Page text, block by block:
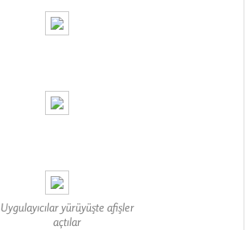
Uygulayıcılar yürüyüşte afişler
açtılar